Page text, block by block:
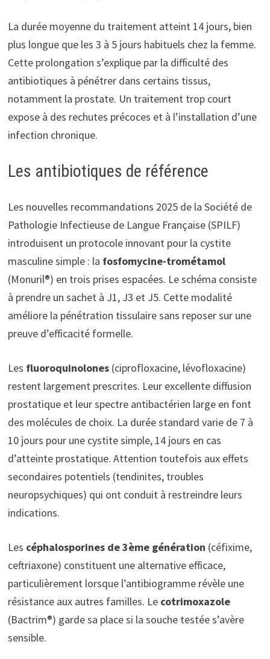
La durée moyenne du traitement atteint 14 jours, bien
plus longue que les 3 à 5 jours habituels chez la femme.
Cette prolongation s’explique par la difficulté des
antibiotiques à pénétrer dans certains tissus,
notamment la prostate. Un traitement trop court
expose à des rechutes précoces et à l’installation d’une
infection chronique.
Les antibiotiques de référence
Les nouvelles recommandations 2025 de la Société de
Pathologie Infectieuse de Langue Française (SPILF)
introduisent un protocole innovant pour la cystite
masculine simple : la fosfomycine-trométamol
(Monuril®) en trois prises espacées. Le schéma consiste
à prendre un sachet à J1, J3 et J5. Cette modalité
améliore la pénétration tissulaire sans reposer sur une
preuve d’efficacité formelle.
Les fluoroquinolones(ciprofloxacine, lévofloxacine)
restent largement prescrites. Leur excellente diffusion
prostatique et leur spectre antibactérien large en font
des molécules de choix. La durée standard varie de 7 à
10 jours pour une cystite simple, 14 jours en cas
d’atteinte prostatique. Attention toutefois aux effets
secondaires potentiels (tendinites, troubles
neuropsychiques) qui ont conduit à restreindre leurs
indications.
Les céphalosporines de 3ème génération (céfixime,
ceftriaxone) constituent une alternative efficace,
particulièrement lorsque l’antibiogramme révèle une
résistance aux autres familles. Le cotrimoxazole
(Bactrim®) garde sa place si la souche testée s’avère
sensible.